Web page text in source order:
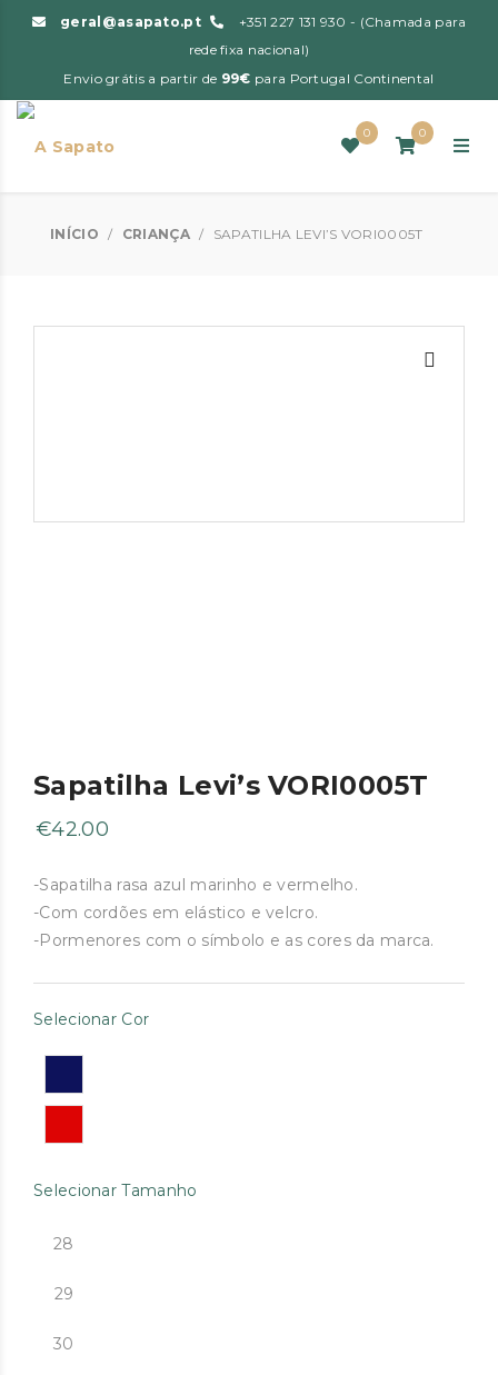
geral@asapato.pt
+351 227 131 930 - (Chamada para
rede fixa nacional)
Envio grátis a partir de 99€ para Portugal Continental
0 0
INÍCIO / CRIANÇA / SAPATILHA LEVI’S VORI0005T
Sapatilha Levi’s VORI0005T
€42.00
-Sapatilha rasa azul marinho e vermelho.
-Com cordões em elástico e velcro.
-Pormenores com o símbolo e as cores da marca.
Selecionar Cor
Selecionar Tamanho
28
29
30